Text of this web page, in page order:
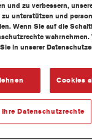
Anwendung.
Datenbank
Perleffekt-
und zu verbessern,
unterstützen und
Wenn Sie auf die
wahrnehmen.
in unserer
Cookies
Ihre Datenschutzrechte